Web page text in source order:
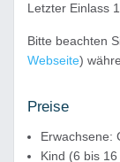
Letzter Einlass
Bitte beachten
Webseite)
Preise
Erwachsene:
Kind (6 bis